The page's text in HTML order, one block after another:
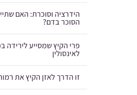
הידרציה וסוכרת: האם
הסוכר בדם?
פרי הקיץ שמסייע לירידה
לאינסולין
זו הדרך לאזן הקיץ את